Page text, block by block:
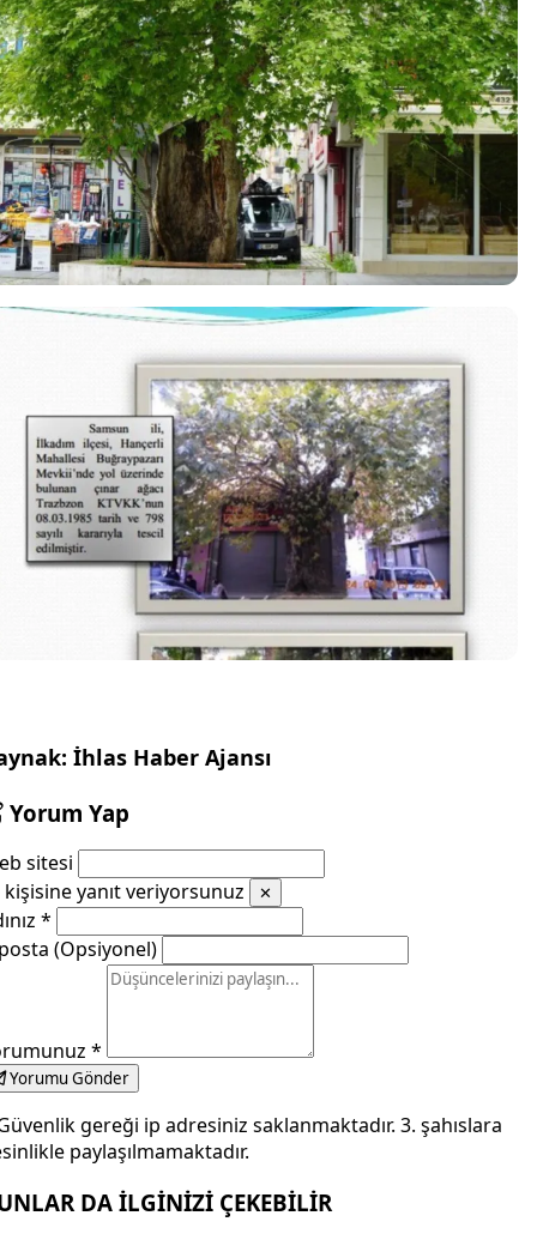
İhlas Haber Ajansı
Yorum Yap
sitesi
kişisine yanıt veriyorsunuz
✕
*
(Opsiyonel)
*
Yorumu Gönder
gereği ip adresiniz saklanmaktadır. 3. şahıslara
paylaşılmamaktadır.
DA İLGİNİZİ ÇEKEBİLİR